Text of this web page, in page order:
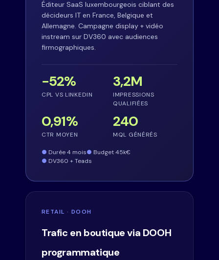
Éditeur SaaS luxembourgeois ciblant des
décideurs IT en France, Belgique et
Allemagne. Campagne display + vidéo
instream sur DV360 avec audiences
firmographiques.
−52%
CPL VS LINKEDIN
3,2M
IMPRESSIONS
QUALIFIÉES
0,91%
CTR MOYEN
240
MQL GÉNÉRÉS
Durée 4 mois
Budget 45k€
DV360 + Teads
RETAIL · DOOH
Trafic en boutique via DOOH
programmatique